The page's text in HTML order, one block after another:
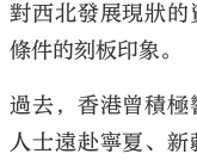
對西北發展現狀
條件的刻板印象。
過去，香港曾積
人士遠赴寧夏、